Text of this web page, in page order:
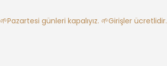
🌱Pazartesi günleri kapalıyız. 🌱Girişler ücretlidir.